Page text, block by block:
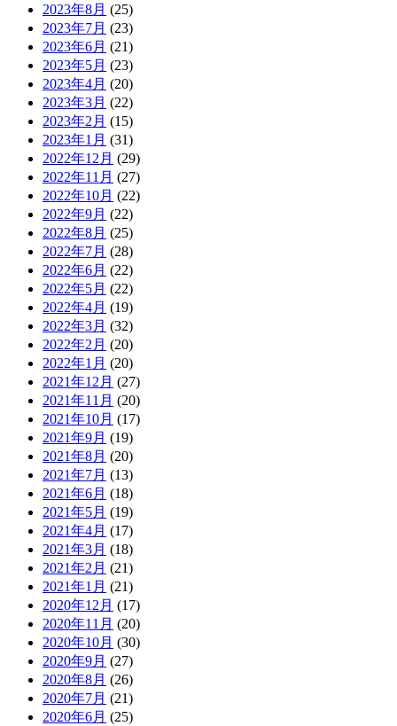
2023年8月 (25)
2023年7月 (23)
2023年6月 (21)
2023年5月 (23)
2023年4月 (20)
2023年3月 (22)
2023年2月 (15)
2023年1月 (31)
2022年12月 (29)
2022年11月 (27)
2022年10月 (22)
2022年9月 (22)
2022年8月 (25)
2022年7月 (28)
2022年6月 (22)
2022年5月 (22)
2022年4月 (19)
2022年3月 (32)
2022年2月 (20)
2022年1月 (20)
2021年12月 (27)
2021年11月 (20)
2021年10月 (17)
2021年9月 (19)
2021年8月 (20)
2021年7月 (13)
2021年6月 (18)
2021年5月 (19)
2021年4月 (17)
2021年3月 (18)
2021年2月 (21)
2021年1月 (21)
2020年12月 (17)
2020年11月 (20)
2020年10月 (30)
2020年9月 (27)
2020年8月 (26)
2020年7月 (21)
2020年6月 (25)